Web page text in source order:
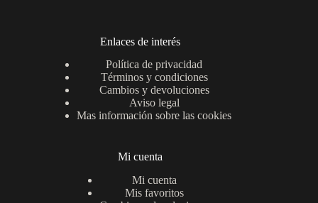
Enlaces de interés
Política de privacidad
Términos y condiciones
Cambios y devoluciones
Aviso legal
Mas información sobre las cookies
Mi cuenta
Mi cuenta
Mis favoritos